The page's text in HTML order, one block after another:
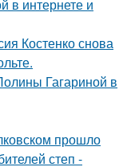
в интернете и
Костенко снова
Гагариной в
прошло
степ -